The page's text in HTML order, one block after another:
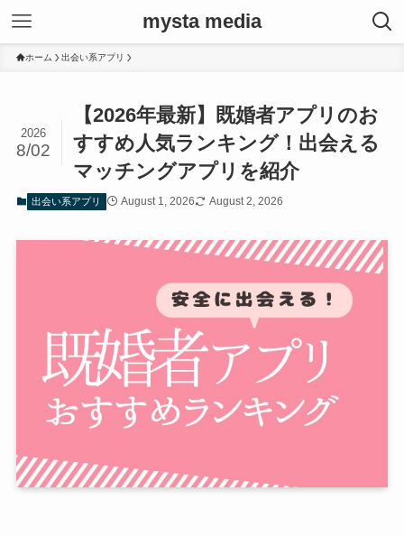
mysta media
ホーム 出会い系アプリ
【2026年最新】既婚者アプリのお
すすめ人気ランキング！出会える
マッチングアプリを紹介
2026
8/02
出会い系アプリ August 1, 2026 August 2, 2026